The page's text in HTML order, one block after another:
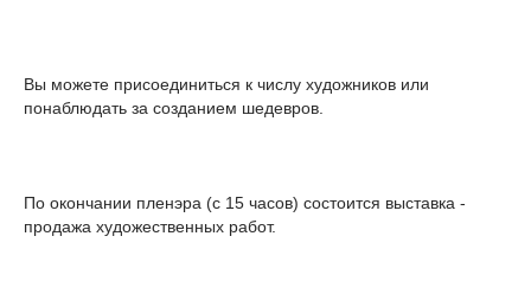
Вы можете присоединиться к числу художников или
понаблюдать за созданием шедевров.
По окончании пленэра (с 15 часов) состоится выставка -
продажа художественных работ.